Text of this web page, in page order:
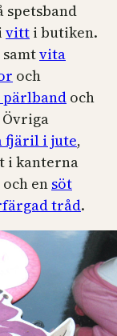
spetsband
vitt i butiken.
samtvita
och
och
Övriga
fjäril i jute,
i kanterna
och en söt
tråd.